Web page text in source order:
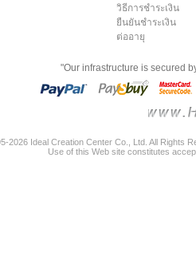
วิธีการชำระเงิน
ยืนยันชำระเงิน
ต่ออายุ
"Our infrastructure is secured
2026 Ideal Creation Center Co., Ltd. All Rights
Use of this Web site constitutes